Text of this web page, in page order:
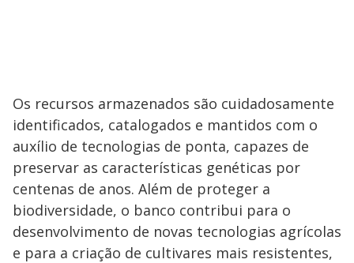
Os recursos armazenados são cuidadosamente
identificados, catalogados e mantidos com o
auxílio de tecnologias de ponta, capazes de
preservar as características genéticas por
centenas de anos. Além de proteger a
biodiversidade, o banco contribui para o
desenvolvimento de novas tecnologias agrícolas
e para a criação de cultivares mais resistentes,